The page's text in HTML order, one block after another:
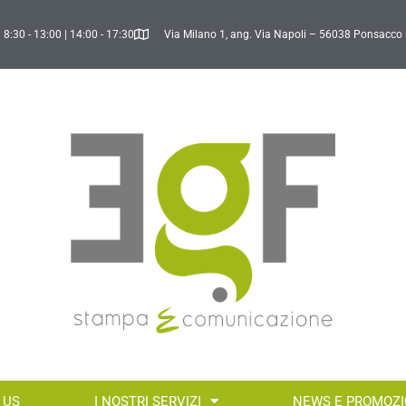
8:30 - 13:00 | 14:00 - 17:30 Via Milano 1, ang. Via Napoli – 56038 Ponsacco
I NOSTRI SERVIZI NEWS E